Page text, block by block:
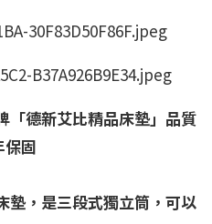
「德新艾比精品床墊」品質
保固
墊，是三段式獨立筒，可以